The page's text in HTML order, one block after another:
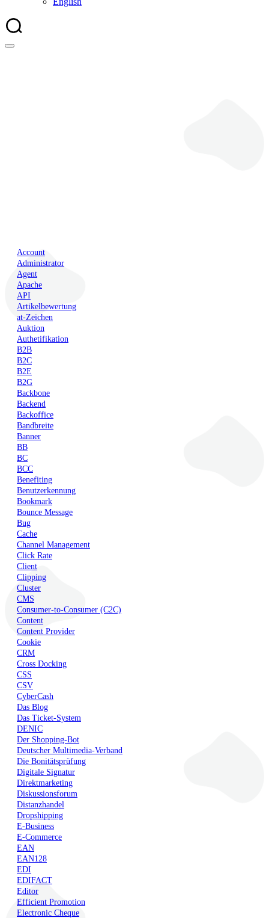
Account
Administrator
Agent
Apache
API
Artikelbewertung
at-Zeichen
Auktion
Authetifikation
B2B
B2C
B2E
B2G
Backbone
Backend
Backoffice
Bandbreite
Banner
BB
BC
BCC
Benefiting
Benutzerkennung
Bookmark
Bounce Message
Bug
Cache
Channel Management
Click Rate
Client
Clipping
Cluster
CMS
Consumer-to-Consumer (C2C)
Content
Content Provider
Cookie
CRM
Cross Docking
CSS
CSV
CyberCash
Das Blog
Das Ticket-System
DENIC
Der Shopping-Bot
Deutscher Multimedia-Verband
Die Bonitätsprüfung
Digitale Signatur
Direktmarketing
Diskussionsforum
Distanzhandel
Dropshipping
E-Business
E-Commerce
EAN
EAN128
EDI
EDIFACT
Editor
Efficient Promotion
Electronic Cheque